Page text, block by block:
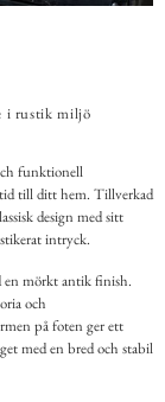
i rustik miljö
funktionell
till ditt hem. Tillverkad
design med sitt
intryck.
en mörkt antik finish.
och
på foten ger ett
med en bred och stabil